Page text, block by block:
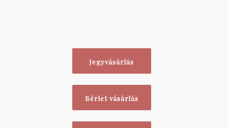
Jegyvásárlás
Bérlet vásárlás